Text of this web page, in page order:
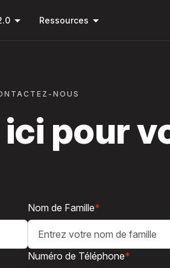
au
arrow_drop_down Ressources arrow_drop_down
NOUS
pour
Nom de Famille*
Numéro de Téléphone*